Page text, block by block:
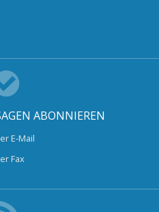
ABONNIEREN
E-Mail
Fax